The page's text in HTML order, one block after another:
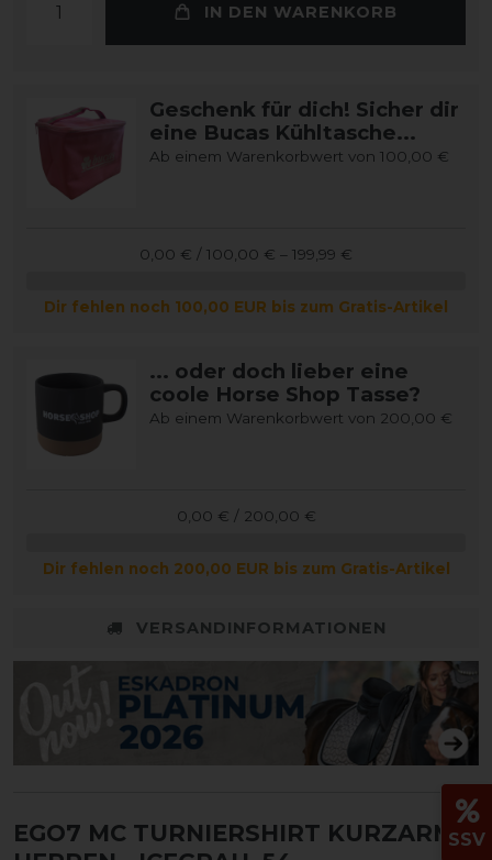
IN DEN WARENKORB
Geschenk für dich! Sicher dir
eine Bucas Kühltasche...
Ab einem Warenkorbwert von 100,00 €
0,00 € / 100,00 € – 199,99 €
Dir fehlen noch 100,00 EUR bis zum Gratis-Artikel
... oder doch lieber eine
coole Horse Shop Tasse?
Ab einem Warenkorbwert von 200,00 €
0,00 € / 200,00 €
Dir fehlen noch 200,00 EUR bis zum Gratis-Artikel
VERSANDINFORMATIONEN
EGO7 MC TURNIERSHIRT KURZARMSSV